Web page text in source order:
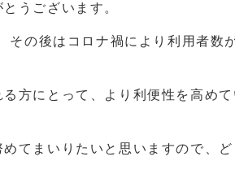
うございます。
の後はコロナ禍により利用者数
方にとって、より利便性を高め
てまいりたいと思いますので、